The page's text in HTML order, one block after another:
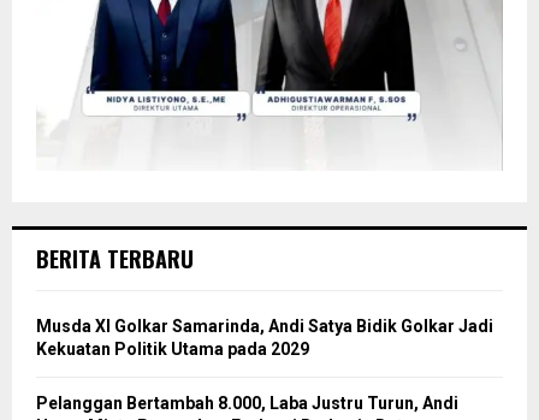
BERITA TERBARU
Musda XI Golkar Samarinda, Andi Satya Bidik Golkar Jadi
Kekuatan Politik Utama pada 2029
Pelanggan Bertambah 8.000, Laba Justru Turun, Andi